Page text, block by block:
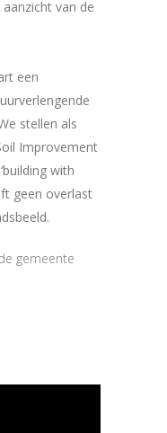
van de
een
stellen als
Improvement
with
geen overlast
gemeente